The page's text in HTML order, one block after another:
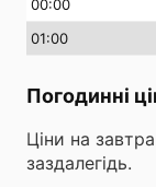
00:00
01:00
Погодинні
Ціни на
заздалегідь.